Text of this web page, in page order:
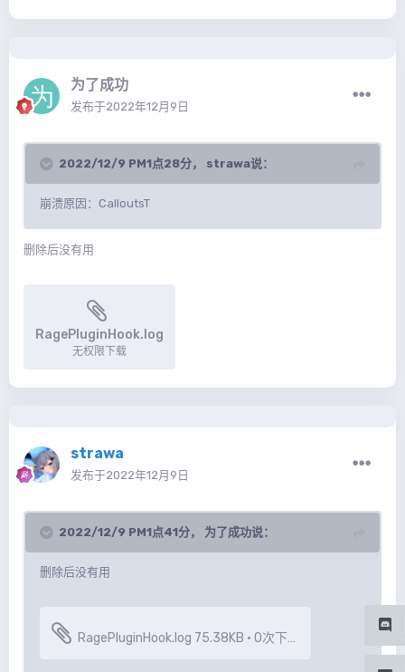
为了成功
发布于2022年12月9日
2022/12/9 PM1点28分， strawa说：
崩溃原因：CalloutsT
删除后没有用
RagePluginHook.log
无权限下载
strawa
发布于2022年12月9日
2022/12/9 PM1点41分， 为了成功说：
删除后没有用
RagePluginHook.log 75.38KB · 0次下载